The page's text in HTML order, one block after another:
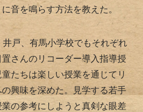
音を鳴らす方法を教えた。
戸、有馬小学校でもそれぞれ
さんのリコーダー導入指導授
たちは楽しい授業を通じてリ
興味を深めた。見学する若手
の参考にしようと真剣な眼差